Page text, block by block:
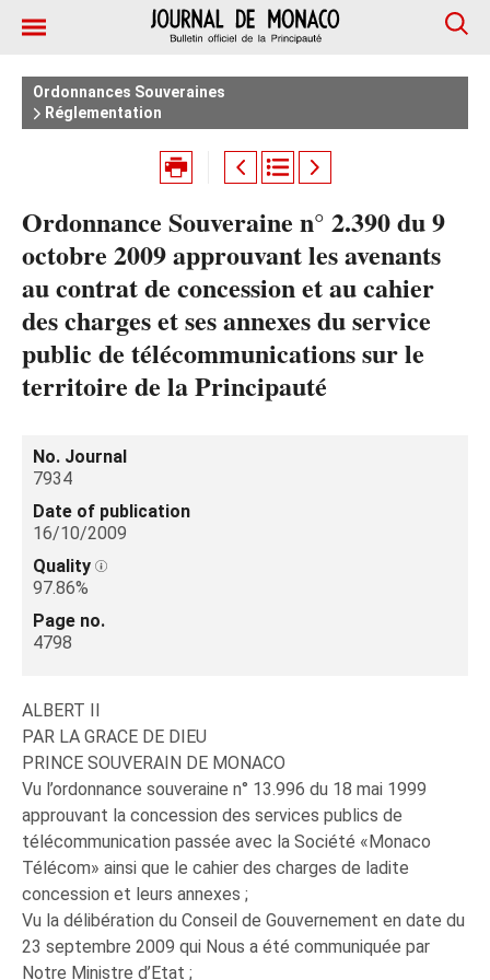
Ordonnances Souveraines
Réglementation
Ordonnance Souveraine n° 2.390 du 9
octobre 2009 approuvant les avenants
au contrat de concession et au cahier
des charges et ses annexes du service
public de télécommunications sur le
territoire de la Principauté
No. Journal
7934
Date of publication
16/10/2009
Quality
97.86%
Page no.
4798
ALBERT II
PAR LA GRACE DE DIEU
PRINCE SOUVERAIN DE MONACO
Vu l’ordonnance souveraine n° 13.996 du 18 mai 1999
approuvant la concession des services publics de
télécommunication passée avec la Société «Monaco
Télécom» ainsi que le cahier des charges de ladite
concession et leurs annexes ;
Vu la délibération du Conseil de Gouvernement en date du
23 septembre 2009 qui Nous a été communiquée par
Notre Ministre d’Etat ;